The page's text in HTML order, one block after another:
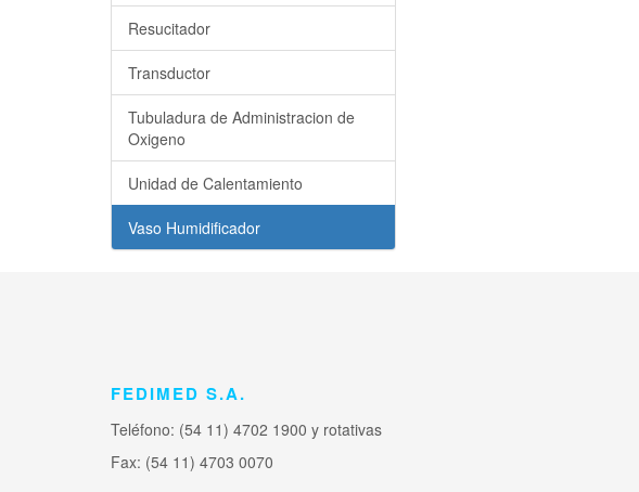
Resucitador
Transductor
Tubuladura de Administracion de
Oxigeno
Unidad de Calentamiento
Vaso Humidificador
FEDIMED S.A.
Teléfono: (54 11) 4702 1900 y rotativas
Fax: (54 11) 4703 0070